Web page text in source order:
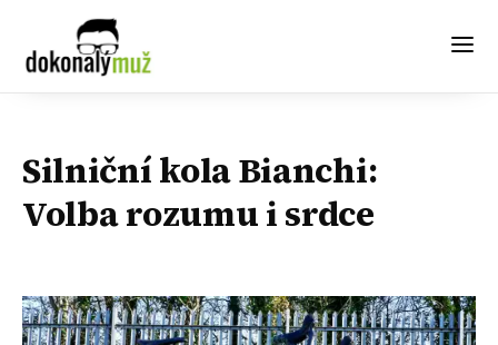
Silniční kola Bianchi:
Volba rozumu i srdce